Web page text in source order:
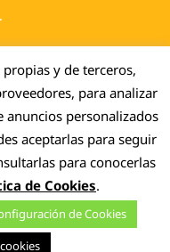
derechos reservados
y de terceros,
para analizar
anuncios personalizados
aceptarlas para seguir
para conocerlas
de Cookies.
de Cookies